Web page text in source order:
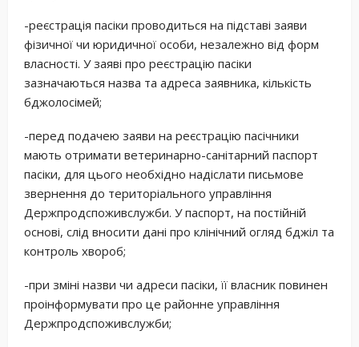
-реєстрація пасіки проводиться на підставі заяви
фізичної чи юридичної особи, незалежно від форм
власності. У заяві про реєстрацію пасіки
зазначаються назва та адреса заявника, кількість
бджолосімей;
-перед подачею заяви на реєстрацію пасічники
мають отримати ветеринарно-санітарний паспорт
пасіки, для цього необхідно надіслати письмове
звернення до територіального управління
Держпродспоживслужби. У паспорт, на постійній
основі, слід вносити дані про клінічний огляд бджіл та
контроль хвороб;
-при зміні назви чи адреси пасіки, її власник повинен
проінформувати про це районне управління
Держпродспоживслужби;